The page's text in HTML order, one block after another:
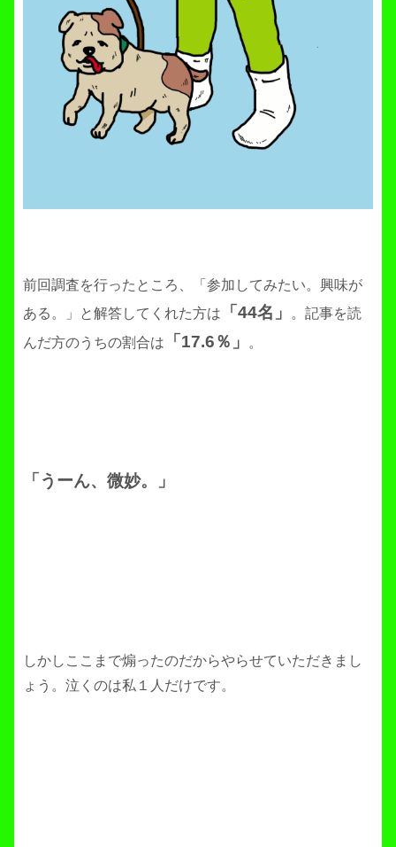
前回調査を行ったところ、「参加してみたい。興味が
ある。」と解答してくれた方は
「44名」 。 記事を読
んだ方のうちの割合は
「17.6％」 。
「うーん、微妙。」
しかしここまで煽ったのだからやらせていただきまし
ょう。泣くのは私１人だけです。